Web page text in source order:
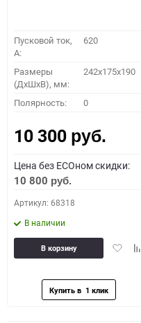
Пусковой ток,
A:
620
Размеры
(ДхШхВ), мм:
242x175x190
Полярность: 0
10 300 руб.
Цена без ECOном скидки:
10 800 руб.
Артикул: 68318
В наличии
В корзину